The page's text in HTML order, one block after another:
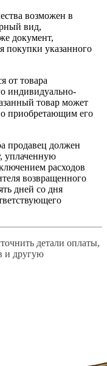
возможен в
вид,
документ,
покупки указанного
от товара
индивидуально-
товар может
приобретающим его
продавец должен
уплаченную
расходов
возвращенного
дней со дня
детали оплаты,
и другую